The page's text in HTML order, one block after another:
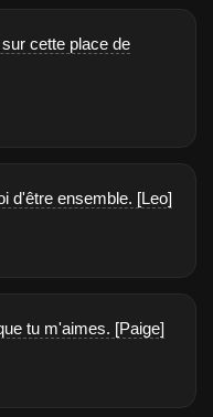
cette place de
d'être ensemble. [Leo]
tu m'aimes. [Paige]